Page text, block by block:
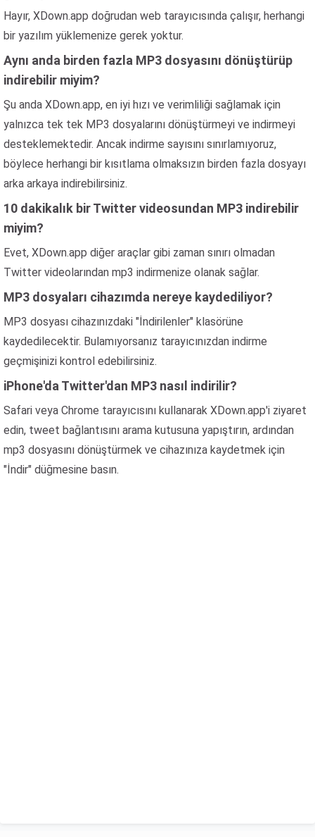
Hayır, XDown.app doğrudan web tarayıcısında çalışır, herhangi
bir yazılım yüklemenize gerek yoktur.
Aynı anda birden fazla MP3 dosyasını dönüştürüp
indirebilir miyim?
Şu anda XDown.app, en iyi hızı ve verimliliği sağlamak için
yalnızca tek tek MP3 dosyalarını dönüştürmeyi ve indirmeyi
desteklemektedir. Ancak indirme sayısını sınırlamıyoruz,
böylece herhangi bir kısıtlama olmaksızın birden fazla dosyayı
arka arkaya indirebilirsiniz.
10 dakikalık bir Twitter videosundan MP3 indirebilir
miyim?
Evet, XDown.app diğer araçlar gibi zaman sınırı olmadan
Twitter videolarından mp3 indirmenize olanak sağlar.
MP3 dosyaları cihazımda nereye kaydediliyor?
MP3 dosyası cihazınızdaki "İndirilenler" klasörüne
kaydedilecektir. Bulamıyorsanız tarayıcınızdan indirme
geçmişinizi kontrol edebilirsiniz.
iPhone'da Twitter'dan MP3 nasıl indirilir?
Safari veya Chrome tarayıcısını kullanarak XDown.app'i ziyaret
edin, tweet bağlantısını arama kutusuna yapıştırın, ardından
mp3 dosyasını dönüştürmek ve cihazınıza kaydetmek için
"İndir" düğmesine basın.